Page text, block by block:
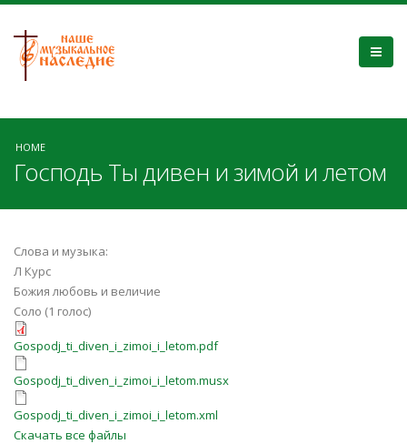
HOME
Господь Ты дивен и зимой и летом
Слова и музыка:
Л Курс
Божия любовь и величие
Соло (1 голос)
Gospodj_ti_diven_i_zimoi_i_letom.pdf
Gospodj_ti_diven_i_zimoi_i_letom.pdf
Gospodj_ti_diven_i_zimoi_i_letom.musx
Gospodj_ti_diven_i_zimoi_i_letom.xml
Gospodj_ti_diven_i_zimoi_i_letom.xml
Скачать все файлы